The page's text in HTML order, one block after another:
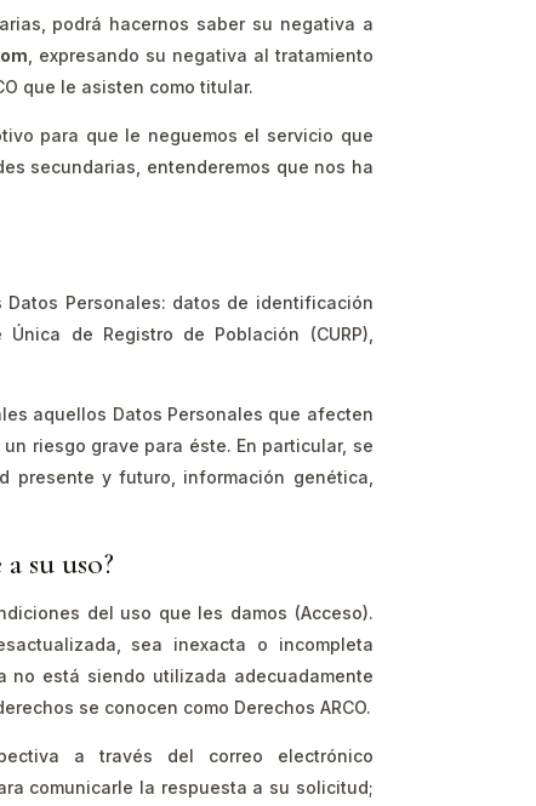
podrá hacernos saber su negativa a
, expresando su negativa al tratamiento
que le asisten como titular.
para que le neguemos el servicio que
secundarias, entenderemos que nos ha
Personales: datos de identificación
de Registro de Población (CURP),
aquellos Datos Personales que afecten
riesgo grave para éste. En particular, se
presente y futuro, información genética,
su uso?
del uso que les damos (Acceso).
sea inexacta o incompleta
no está siendo utilizada adecuadamente
se conocen como Derechos ARCO.
a través del correo electrónico
comunicarle la respuesta a su solicitud;